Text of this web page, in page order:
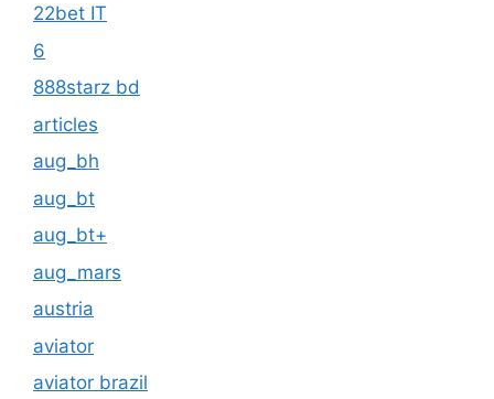
22bet IT
6
888starz bd
articles
aug_bh
aug_bt
aug_bt+
aug_mars
austria
aviator
aviator brazil